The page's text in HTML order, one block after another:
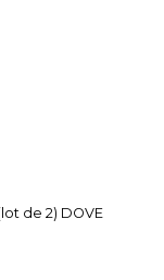
de 2) DOVE